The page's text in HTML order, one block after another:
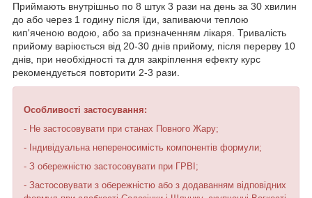
Приймають внутрішньо по 8 штук 3 рази на день за 30 хвилин
до або через 1 годину після їди, запиваючи теплою
кип'яченою водою, або за призначенням лікаря. Тривалість
прийому варіюється від 20-30 днів прийому, після перерву 10
днів, при необхідності та для закріплення ефекту курс
рекомендується повторити 2-3 рази.
Особливості застосування:
- Не застосовувати при станах Повного Жару;
- Індивідуальна непереносимість компонентів формули;
- З обережністю застосовувати при ГРВІ;
- Застосовувати з обережністю або з додаванням відповідних